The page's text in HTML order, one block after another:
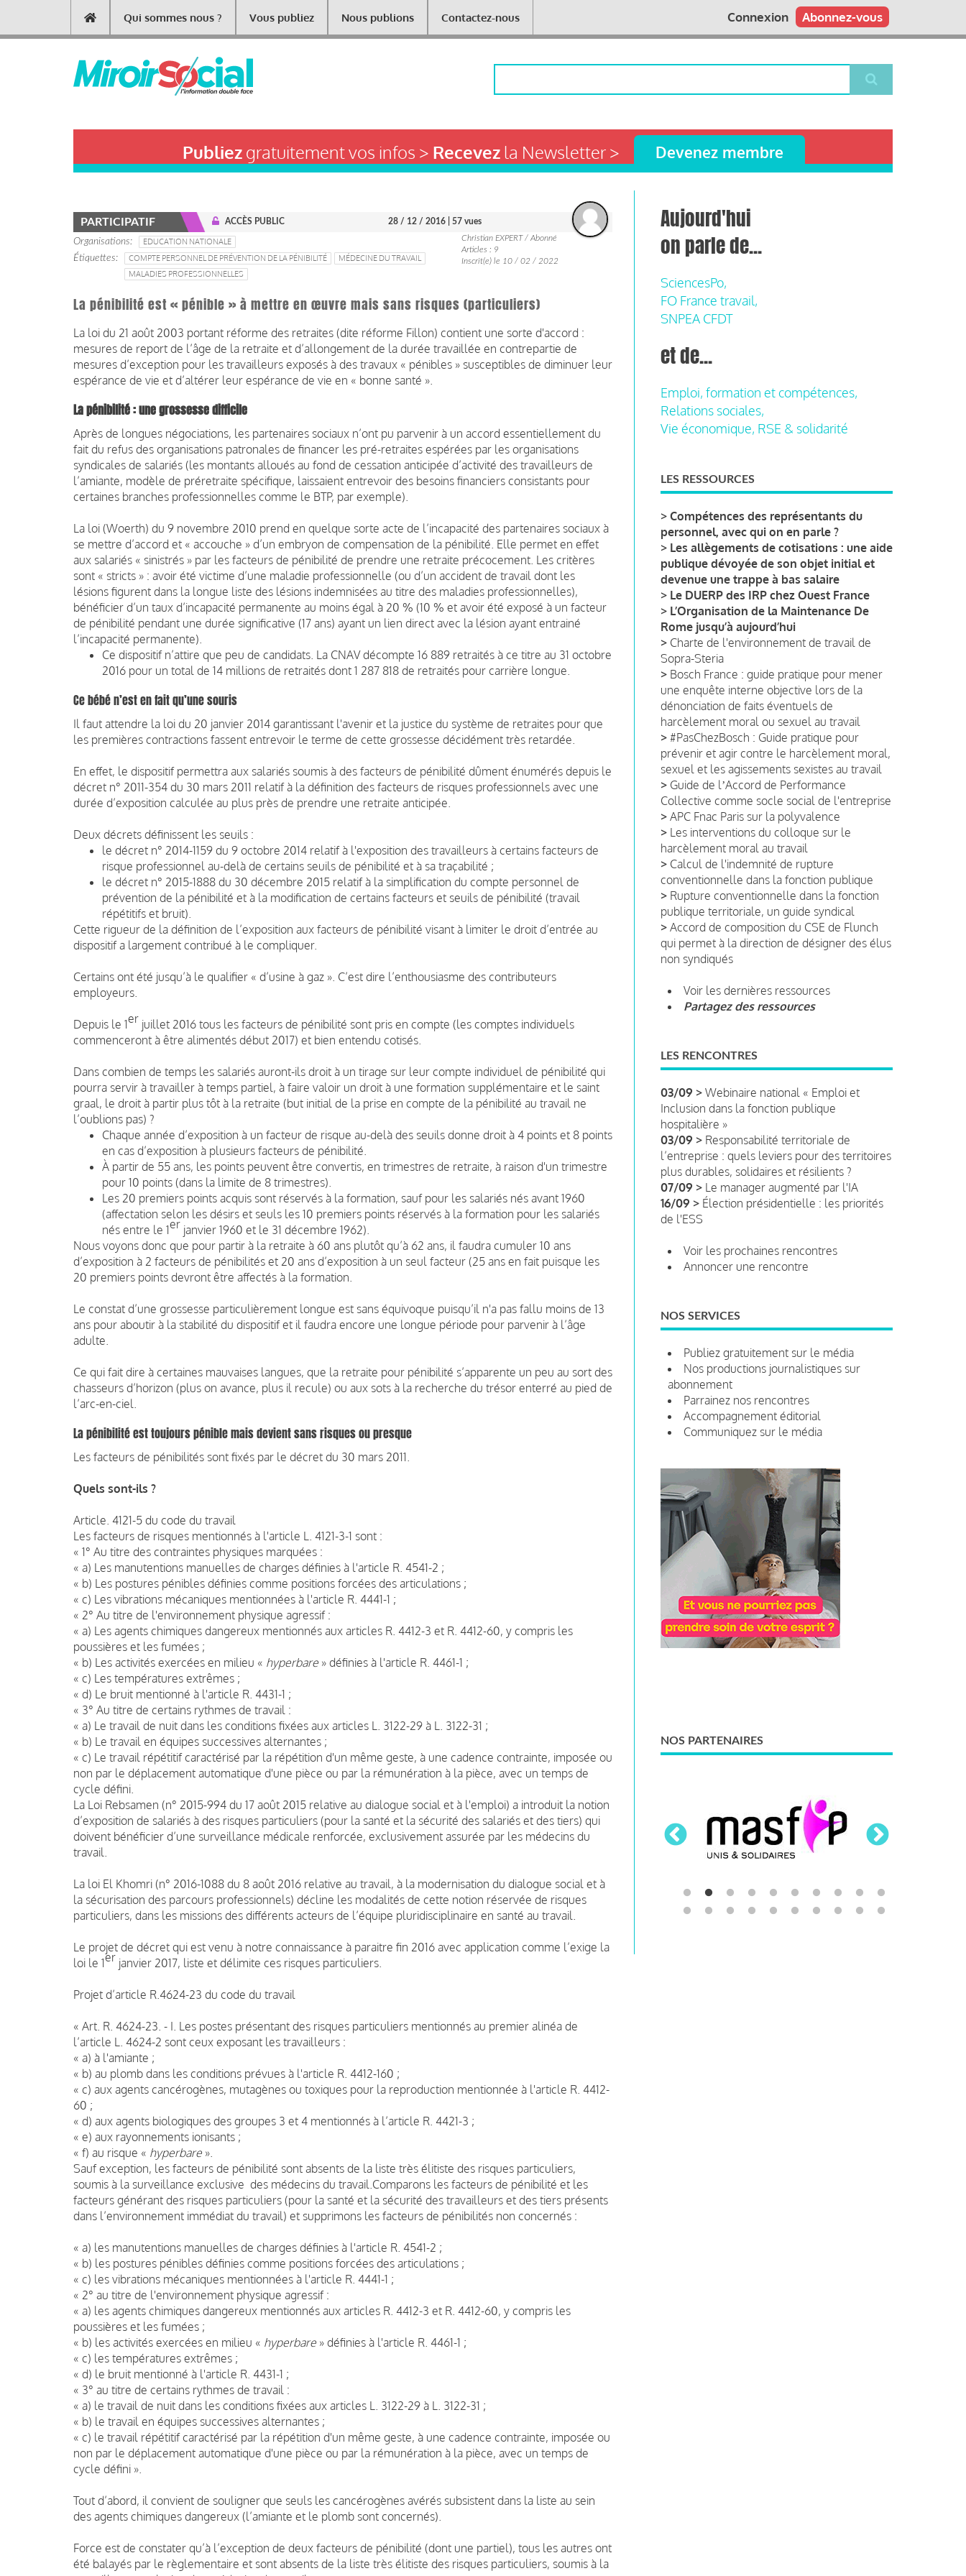
contenu
Main
navigation
Qui sommes nous ? Vous publiez Nous publions Contactez-nous Abonnez-vous
Connexion
Publiezgratuitement vos infos > Recevezla Newsletter > Devenez membre
PARTICIPATIF ACCÈS PUBLIC 28 / 12 / 2016 | 57 vues
Organisations
EDUCATION NATIONALE
Étiquettes
COMPTE PERSONNEL DE PRÉVENTION DE LA PÉNIBILITÉ
MÉDECINE DU TRAVAIL
MALADIES PROFESSIONNELLES
Christian EXPERT / Abonné
Articles : 9
Inscrit(e) le 10 / 02 / 2022
La pénibilité est « pénible » à mettre en œuvre mais sans risques (particuliers)
La loi du 21 août 2003 portant réforme des retraites (dite réforme Fillon) contient une sorte d'accord :
mesures de report de l’âge de la retraite et d’allongement de la durée travaillée en contrepartie de
mesures d’exception pour les travailleurs exposés à des travaux « pénibles » susceptibles de diminuer leur
espérance de vie et d’altérer leur espérance de vie en « bonne santé ».
La pénibilité : une grossesse difficile
Après de longues négociations, les partenaires sociaux n’ont pu parvenir à un accord essentiellement du
fait du refus des organisations patronales de financer les pré-retraites espérées par les organisations
syndicales de salariés (les montants alloués au fond de cessation anticipée d’activité des travailleurs de
l’amiante, modèle de préretraite spécifique, laissaient entrevoir des besoins financiers consistants pour
certaines branches professionnelles comme le BTP, par exemple).
La loi (Woerth) du 9 novembre 2010 prend en quelque sorte acte de l’incapacité des partenaires sociaux à
se mettre d’accord et « accouche » d’un embryon de compensation de la pénibilité. Elle permet en effet
aux salariés « sinistrés » par les facteurs de pénibilité de prendre une retraite précocement. Les critères
sont « stricts » : avoir été victime d’une maladie professionnelle (ou d’un accident de travail dont les
lésions figurent dans la longue liste des lésions indemnisées au titre des maladies professionnelles),
bénéficier d’un taux d’incapacité permanente au moins égal à 20 % (10 % et avoir été exposé à un facteur
de pénibilité pendant une durée significative (17 ans) ayant un lien direct avec la lésion ayant entrainé
l’incapacité permanente).
Ce dispositif n’attire que peu de candidats. La CNAV décompte 16 889 retraités à ce titre au 31 octobre
2016 pour un total de 14 millions de retraités dont 1 287 818 de retraités pour carrière longue.
Ce bébé n’est en fait qu’une souris
Il faut attendre la loi du 20 janvier 2014 garantissant l'avenir et la justice du système de retraites pour que
les premières contractions fassent entrevoir le terme de cette grossesse décidément très retardée.
En effet, le dispositif permettra aux salariés soumis à des facteurs de pénibilité dûment énumérés depuis le
décret n° 2011-354 du 30 mars 2011 relatif à la définition des facteurs de risques professionnels avec une
durée d’exposition calculée au plus près de prendre une retraite anticipée.
Deux décrets définissent les seuils :
le décret n° 2014-1159 du 9 octobre 2014 relatif à l'exposition des travailleurs à certains facteurs de
risque professionnel au-delà de certains seuils de pénibilité et à sa traçabilité ;
le décret n° 2015-1888 du 30 décembre 2015 relatif à la simplification du compte personnel de
prévention de la pénibilité et à la modification de certains facteurs et seuils de pénibilité (travail
répétitifs et bruit).
Cette rigueur de la définition de l’exposition aux facteurs de pénibilité visant à limiter le droit d’entrée au
dispositif a largement contribué à le compliquer.
Certains ont été jusqu’à le qualifier « d’usine à gaz ». C’est dire l’enthousiasme des contributeurs
employeurs.
Depuis le 1er juillet 2016 tous les facteurs de pénibilité sont pris en compte (les comptes individuels
commenceront à être alimentés début 2017) et bien entendu cotisés.
Dans combien de temps les salariés auront-ils droit à un tirage sur leur compte individuel de pénibilité qui
pourra servir à travailler à temps partiel, à faire valoir un droit à une formation supplémentaire et le saint
graal, le droit à partir plus tôt à la retraite (but initial de la prise en compte de la pénibilité au travail ne
l’oublions pas) ?
Chaque année d’exposition à un facteur de risque au-delà des seuils donne droit à 4 points et 8 points
en cas d’exposition à plusieurs facteurs de pénibilité.
À partir de 55 ans, les points peuvent être convertis, en trimestres de retraite, à raison d'un trimestre
pour 10 points (dans la limite de 8 trimestres).
Les 20 premiers points acquis sont réservés à la formation, sauf pour les salariés nés avant 1960
(affectation selon les désirs et seuls les 10 premiers points réservés à la formation pour les salariés
nés entre le 1er janvier 1960 et le 31 décembre 1962).
Nous voyons donc que pour partir à la retraite à 60 ans plutôt qu’à 62 ans, il faudra cumuler 10 ans
d’exposition à 2 facteurs de pénibilités et 20 ans d’exposition à un seul facteur (25 ans en fait puisque les
20 premiers points devront être affectés à la formation.
Le constat d’une grossesse particulièrement longue est sans équivoque puisqu’il n'a pas fallu moins de 13
ans pour aboutir à la stabilité du dispositif et il faudra encore une longue période pour parvenir à l’âge
adulte.
Ce qui fait dire à certaines mauvaises langues, que la retraite pour pénibilité s’apparente un peu au sort des
chasseurs d’horizon (plus on avance, plus il recule) ou aux sots à la recherche du trésor enterré au pied de
l’arc-en-ciel.
La pénibilité est toujours pénible mais devient sans risques ou presque
Les facteurs de pénibilités sont fixés par le décret du 30 mars 2011.
Quels sont-ils ?
Article. 4121-5 du code du travail
Les facteurs de risques mentionnés à l'article L. 4121-3-1 sont :
« 1° Au titre des contraintes physiques marquées :
« a) Les manutentions manuelles de charges définies à l'article R. 4541-2 ;
« b) Les postures pénibles définies comme positions forcées des articulations ;
« c) Les vibrations mécaniques mentionnées à l'article R. 4441-1 ;
« 2° Au titre de l'environnement physique agressif :
« a) Les agents chimiques dangereux mentionnés aux articles R. 4412-3 et R. 4412-60, y compris les
poussières et les fumées ;
« b) Les activités exercées en milieu « hyperbare » définies à l'article R. 4461-1 ;
« c) Les températures extrêmes ;
« d) Le bruit mentionné à l'article R. 4431-1 ;
« 3° Au titre de certains rythmes de travail :
« a) Le travail de nuit dans les conditions fixées aux articles L. 3122-29 à L. 3122-31 ;
« b) Le travail en équipes successives alternantes ;
« c) Le travail répétitif caractérisé par la répétition d'un même geste, à une cadence contrainte, imposée ou
non par le déplacement automatique d'une pièce ou par la rémunération à la pièce, avec un temps de
cycle défini.
La Loi Rebsamen (n° 2015-994 du 17 août 2015 relative au dialogue social et à l'emploi) a introduit la notion
d’exposition de salariés à des risques particuliers (pour la santé et la sécurité des salariés et des tiers) qui
doivent bénéficier d’une surveillance médicale renforcée, exclusivement assurée par les médecins du
travail.
La loi El Khomri (n° 2016-1088 du 8 août 2016 relative au travail, à la modernisation du dialogue social et à
la sécurisation des parcours professionnels) décline les modalités de cette notion réservée de risques
particuliers, dans les missions des différents acteurs de l’équipe pluridisciplinaire en santé au travail.
Le projet de décret qui est venu à notre connaissance à paraitre fin 2016 avec application comme l’exige la
loi le 1er janvier 2017, liste et délimite ces risques particuliers.
Projet d’article R.4624-23 du code du travail
« Art. R. 4624-23. - I. Les postes présentant des risques particuliers mentionnés au premier alinéa de
l’article L. 4624-2 sont ceux exposant les travailleurs :
« a) à l'amiante ;
« b) au plomb dans les conditions prévues à l'article R. 4412-160 ;
« c) aux agents cancérogènes, mutagènes ou toxiques pour la reproduction mentionnée à l'article R. 4412-
60 ;
« d) aux agents biologiques des groupes 3 et 4 mentionnés à l’article R. 4421-3 ;
« e) aux rayonnements ionisants ;
« f) au risque « hyperbare ».
Sauf exception, les facteurs de pénibilité sont absents de la liste très élitiste des risques particuliers,
soumis à la surveillance exclusive des médecins du travail. Comparons les facteurs de pénibilité et les
facteurs générant des risques particuliers (pour la santé et la sécurité des travailleurs et des tiers présents
dans l’environnement immédiat du travail) et supprimons les facteurs de pénibilités non concernés :
« a) les manutentions manuelles de charges définies à l'article R. 4541-2 ;
« b) les postures pénibles définies comme positions forcées des articulations ;
« c) les vibrations mécaniques mentionnées à l'article R. 4441-1 ;
« 2° au titre de l'environnement physique agressif :
« a) les agents chimiques dangereux mentionnés aux articles R. 4412-3 et R. 4412-60, y compris les
poussières et les fumées ;
« b) les activités exercées en milieu « hyperbare » définies à l'article R. 4461-1 ;
« c) les températures extrêmes ;
« d) le bruit mentionné à l'article R. 4431-1 ;
« 3° au titre de certains rythmes de travail :
« a) le travail de nuit dans les conditions fixées aux articles L. 3122-29 à L. 3122-31 ;
« b) le travail en équipes successives alternantes ;
« c) le travail répétitif caractérisé par la répétition d'un même geste, à une cadence contrainte, imposée ou
non par le déplacement automatique d'une pièce ou par la rémunération à la pièce, avec un temps de
cycle défini ».
Tout d’abord, il convient de souligner que seuls les cancérogènes avérés subsistent dans la liste au sein
des agents chimiques dangereux (l’amiante et le plomb sont concernés).
Force est de constater qu’à l’exception de deux facteurs de pénibilité (dont une partiel), tous les autres ont
été balayés par le règlementaire et sont absents de la liste très élitiste des risques particuliers, soumis à la
Aujourd'hui
on parle de...
SciencesPo,
FO France travail,
SNPEA CFDT
et de...
Emploi, formation et compétences,
Relations sociales,
Vie économique, RSE & solidarité
LES RESSOURCES
> Compétences des représentants du
personnel, avec qui on en parle ?
> Les allègements de cotisations : une aide
publique dévoyée de son objet initial et
devenue une trappe à bas salaire
> Le DUERP des IRP chez Ouest France
> L’Organisation de la Maintenance De
Rome jusqu’à aujourd’hui
> Charte de l'environnement de travail de
Sopra-Steria
> Bosch France : guide pratique pour mener
une enquête interne objective lors de la
dénonciation de faits éventuels de
harcèlement moral ou sexuel au travail
> #PasChezBosch : Guide pratique pour
prévenir et agir contre le harcèlement moral,
sexuel et les agissements sexistes au travail
> Guide de lʼAccord de Performance
Collective comme socle social de l'entreprise
> APC Fnac Paris sur la polyvalence
> Les interventions du colloque sur le
harcèlement moral au travail
> Calcul de l'indemnité de rupture
conventionnelle dans la fonction publique
> Rupture conventionnelle dans la fonction
publique territoriale, un guide syndical
> Accord de composition du CSE de Flunch
qui permet à la direction de désigner des élus
non syndiqués
Voir les dernières ressources
Partagez des ressources
LES RENCONTRES
03/09 > Webinaire national « Emploi et
Inclusion dans la fonction publique
hospitalière »
03/09 > Responsabilité territoriale de
l’entreprise : quels leviers pour des territoires
plus durables, solidaires et résilients ?
07/09 > Le manager augmenté par l'IA
16/09 > Élection présidentielle : les priorités
de l'ESS
Voir les prochaines rencontres
Annoncer une rencontre
NOS SERVICES
Publiez gratuitement sur le média
Nos productions journalistiques sur
abonnement
Parrainez nos rencontres
Accompagnement éditorial
Communiquez sur le média
NOS PARTENAIRES